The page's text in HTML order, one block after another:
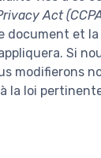
Act
document et la
Si
modifierons
la loi